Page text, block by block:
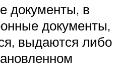
документы, в
документы,
выдаются либо